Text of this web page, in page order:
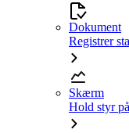
Dokument
Registrer
Skærm
Hold styr